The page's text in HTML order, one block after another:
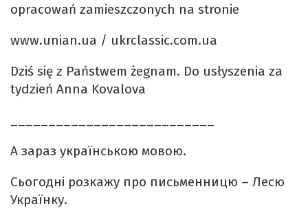
opracowań zamieszczonych na stronie
www.unian.ua / ukrclassic.com.ua
Dziś się z Państwem żegnam. Do usłyszenia za
tydzień Anna Kovalova
А зараз українською мовою.
Сьогодні розкажу про письменницю – Лесю
Українку.